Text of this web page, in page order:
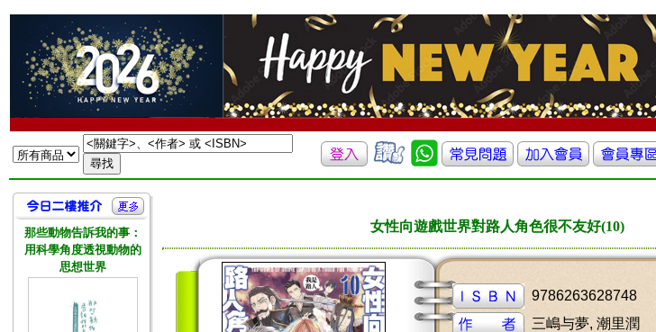
那些動物告訴我的事：
用科學角度透視動物的
思想世界
女性向遊戲世界對路人角色很不友好(10)
9786263628748
三嶋与夢, 潮里潤